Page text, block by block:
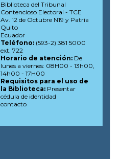
Biblioteca del Tribunal
Contencioso Electoral - TCE
Av. 12 de Octubre N19 y Patria
Quito
Ecuador
Teléfono:(593-2) 381 5000
ext. 722
Horario de atención:De
lunes a viernes: 08H00 - 13h00,
14h00 - 17H00
Requisitos para el uso de
la Biblioteca:Presentar
cédula de identidad
contacto